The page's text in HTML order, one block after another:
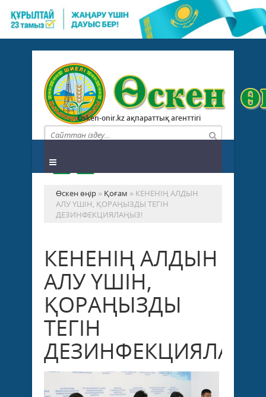
Osken-onir.kz ақпараттық агенттігі
Өскен өңір » Қоғам » КЕНЕНІҢ АЛДЫН
АЛУ ҮШІН, ҚОРАҢЫЗДЫ ТЕГІН
ДЕЗИНФЕКЦИЯЛАҢЫЗ!
КЕНЕНІҢ АЛДЫН
АЛУ ҮШІН,
ҚОРАҢЫЗДЫ
ТЕГІН